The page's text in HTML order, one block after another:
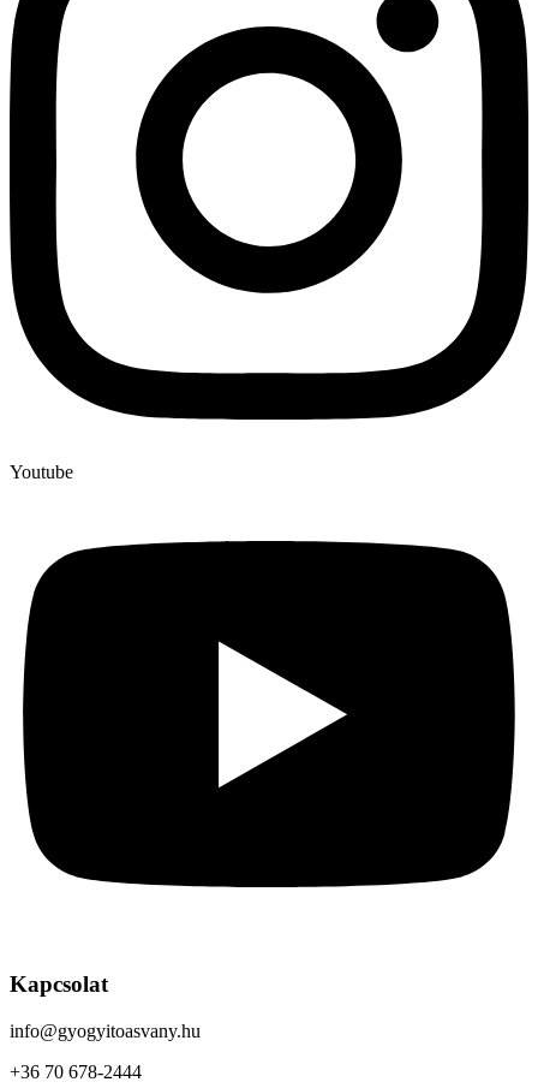
Youtube
Kapcsolat
info@gyogyitoasvany.hu
+36 70 678-2444